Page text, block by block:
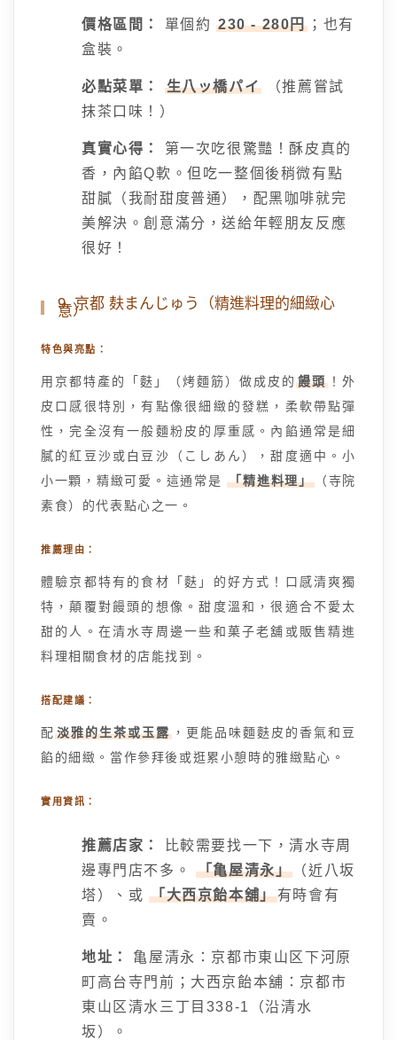
價格區間： 單個約 230 - 280円 ；也有
盒裝。
必點菜單： 生八ッ橋パイ
（推薦嘗試
抹茶口味！）
真實心得：
第一次吃很驚豔！酥皮真的
香，內餡Q軟。但吃一整個後稍微有點
甜膩（我耐甜度普通），配黑咖啡就完
美解決。創意滿分，送給年輕朋友反應
很好！
9. 京都 麸まんじゅう（精進料理的細緻心
意）
特色與亮點：
用京都特產的「麩」（烤麵筋）做成皮的饅頭 ！外
皮口感很特別，有點像很細緻的發糕，柔軟帶點彈
性，完全沒有一般麵粉皮的厚重感。內餡通常是細
膩的紅豆沙或白豆沙（こしあん），甜度適中。小
小一顆，精緻可愛。這通常是「精進料理」（寺院
素食）的代表點心之一。
推薦理由：
體驗京都特有的食材「麩」的好方式！口感清爽獨
特，顛覆對饅頭的想像。甜度溫和，很適合不愛太
甜的人。在清水寺周邊一些和菓子老舖或販售精進
料理相關食材的店能找到。
搭配建議：
配淡雅的生茶或玉露 ，更能品味麵麩皮的香氣和豆
餡的細緻。當作參拜後或逛累小憩時的雅緻點心。
實用資訊：
推薦店家：
比較需要找一下，清水寺周
邊專門店不多。
「亀屋清永」
（近八坂
塔）、或 「大西京飴本舖」有時會有
賣。
地址：
亀屋清永：京都市東山区下河原
町高台寺門前；大西京飴本舖：京都市
東山区清水三丁目338-1（沿清水
坂）。